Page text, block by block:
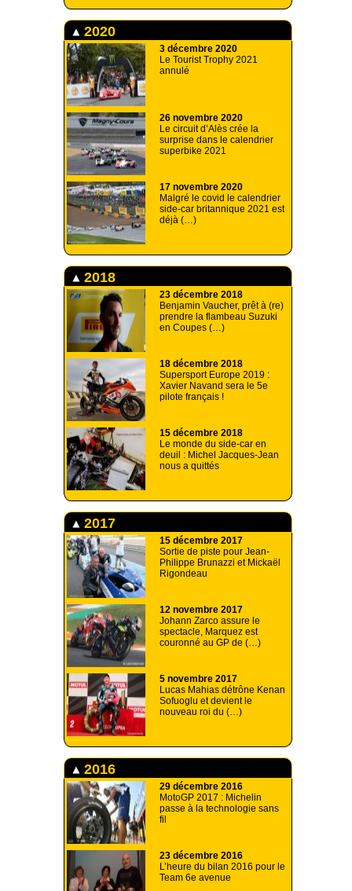
2020
3 décembre 2020
Le Tourist Trophy 2021
annulé
26 novembre 2020
Le circuit d’Alès crée la
surprise dans le calendrier
superbike 2021
17 novembre 2020
Malgré le covid le calendrier
side-car britannique 2021 est
déjà (…)
2018
23 décembre 2018
Benjamin Vaucher, prêt à (re)
prendre la flambeau Suzuki
en Coupes (…)
18 décembre 2018
Supersport Europe 2019 :
Xavier Navand sera le 5e
pilote français !
15 décembre 2018
Le monde du side-car en
deuil : Michel Jacques-Jean
nous a quittés
2017
15 décembre 2017
Sortie de piste pour Jean-
Philippe Brunazzi et Mickaël
Rigondeau
12 novembre 2017
Johann Zarco assure le
spectacle, Marquez est
couronné au GP de (…)
5 novembre 2017
Lucas Mahias détrône Kenan
Sofuoglu et devient le
nouveau roi du (…)
2016
29 décembre 2016
MotoGP 2017 : Michelin
passe à la technologie sans
fil
23 décembre 2016
L’heure du bilan 2016 pour le
Team 6e avenue